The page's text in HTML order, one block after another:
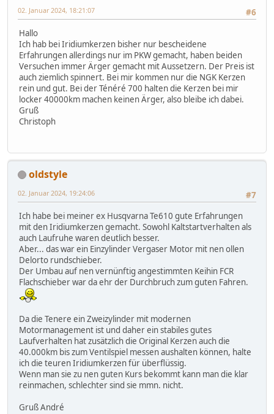
#6
02. Januar 2024, 18:21:07
Hallo
Ich hab bei Iridiumkerzen bisher nur bescheidene
Erfahrungen allerdings nur im PKW gemacht, haben beiden
Versuchen immer Ärger gemacht mit Aussetzern. Der Preis ist
auch ziemlich spinnert. Bei mir kommen nur die NGK Kerzen
rein und gut. Bei der Ténéré 700 halten die Kerzen bei mir
locker 40000km machen keinen Ärger, also bleibe ich dabei.
Gruß
Christoph
oldstyle
#7
02. Januar 2024, 19:24:06
Ich habe bei meiner ex Husqvarna Te610 gute Erfahrungen
mit den Iridiumkerzen gemacht. Sowohl Kaltstartverhalten als
auch Laufruhe waren deutlich besser.
Aber... das war ein Einzylinder Vergaser Motor mit nen ollen
Delorto rundschieber.
Der Umbau auf nen vernünftig angestimmten Keihin FCR
Flachschieber war da ehr der Durchbruch zum guten Fahren.
Da die Tenere ein Zweizylinder mit modernen
Motormanagement ist und daher ein stabiles gutes
Laufverhalten hat zusätzlich die Original Kerzen auch die
40.000km bis zum Ventilspiel messen aushalten können, halte
ich die teuren Iridiumkerzen für überflüssig.
Wenn man sie zu nen guten Kurs bekommt kann man die klar
reinmachen, schlechter sind sie mmn. nicht.
Gruß André